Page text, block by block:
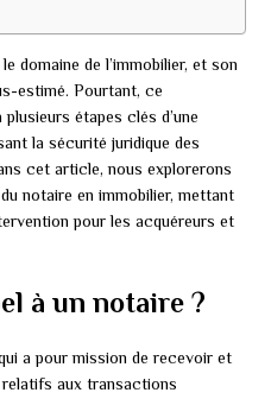
domaine de l’immobilier, et son
estimé. Pourtant, ce
étapes clés d’une
la sécurité juridique des
cet article, nous explorerons
notaire en immobilier, mettant
pour les acquéreurs et
à un notaire ?
a pour mission de recevoir et
aux transactions